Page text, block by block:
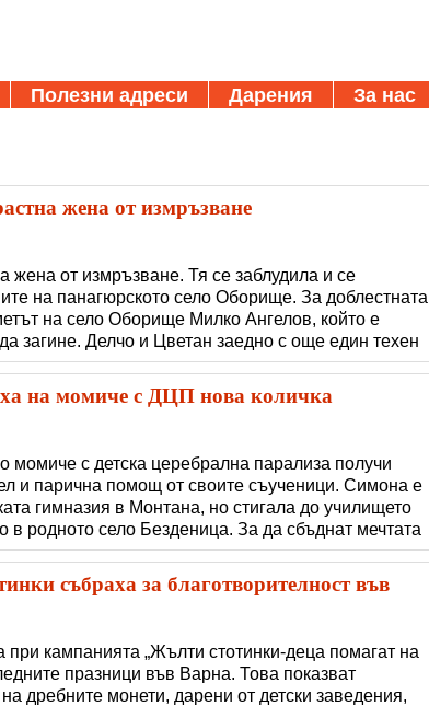
Полезни адреси Дарения За нас
жена от измръзване
жена от измръзване. Тя се заблудила и се
на панагюрското село Оборище. За доблестната
на село Оборище Милко Ангелов, който е
загине. Делчо и Цветан заедно с още един техен
с автомобила из селото. В края на
възрастна жена,
на момиче с ДЦП нова количка
момиче с детска церебрална парализа получи
и парична помощ от своите съученици. Симона е
гимназия в Монтана, но стигала до училището
родното село Безденица. За да сбъднат мечтата
количка, преди Коледа гимназистите
тях храна исъбраха за благотворителност във
кампанията „Жълти стотинки-деца помагат на
празници във Варна. Това показват
дребните монети, дарени от детски заведения,